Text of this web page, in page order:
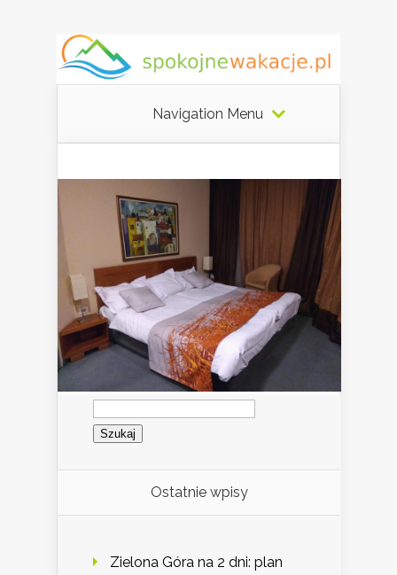
Navigation Menu
Szukaj:
Ostatnie wpisy
Zielona Góra na 2 dni: plan